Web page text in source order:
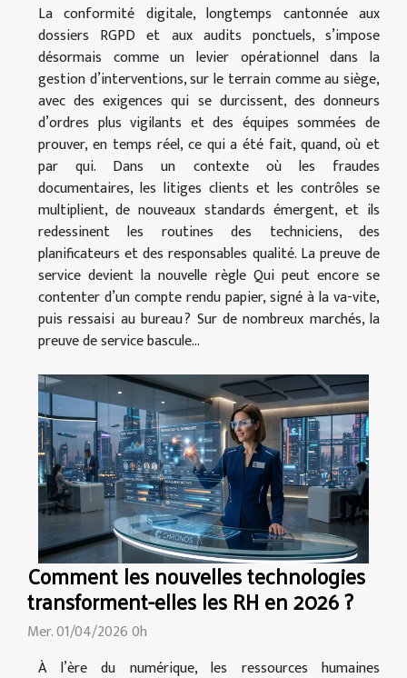
La conformité digitale, longtemps cantonnée aux
dossiers RGPD et aux audits ponctuels, s’impose
désormais comme un levier opérationnel dans la
gestion d’interventions, sur le terrain comme au siège,
avec des exigences qui se durcissent, des donneurs
d’ordres plus vigilants et des équipes sommées de
prouver, en temps réel, ce qui a été fait, quand, où et
par qui. Dans un contexte où les fraudes
documentaires, les litiges clients et les contrôles se
multiplient, de nouveaux standards émergent, et ils
redessinent les routines des techniciens, des
planificateurs et des responsables qualité. La preuve de
service devient la nouvelle règle Qui peut encore se
contenter d’un compte rendu papier, signé à la va-vite,
puis ressaisi au bureau ? Sur de nombreux marchés, la
preuve de service bascule...
Comment les nouvelles technologies
transforment-elles les RH en 2026 ?
Mer. 01/04/2026 0h
À l’ère du numérique, les ressources humaines